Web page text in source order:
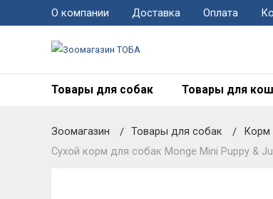
О компании Доставка Оплата
Товары для собак Товары для
Зоомагазин Товары для собак Корм
Сухой корм для собак Monge Mini Puppy &